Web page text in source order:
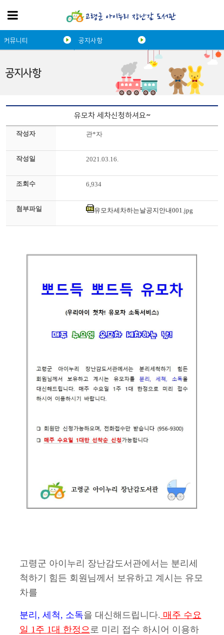
공지사항
커뮤니티 공지사항
유모차 세차신청하셔요~
작성자 관*자
작성일 2021.03.16.
조회수 6,934
첨부파일 유모차세차하는날공지안내001.jpg
고령군 아이누리 장난감도서관에서는 분리세
척하기 힘든 회원님께서 보유하고 계시는 유모
차를
분리 , 세척, 소독을 대신해드립니다. 매주 수요
일 1 주 1 대 한정으 로 미리 접수 하시어 이용하